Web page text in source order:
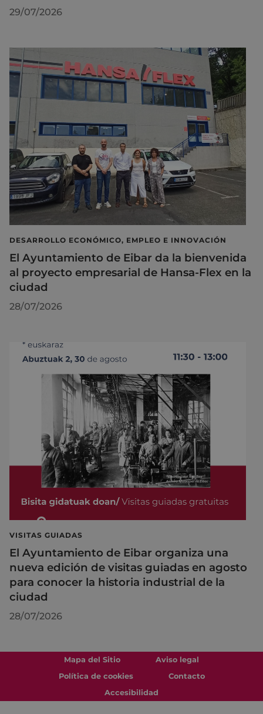
29/07/2026
DESARROLLO ECONÓMICO, EMPLEO E INNOVACIÓN
El Ayuntamiento de Eibar da la bienvenida
al proyecto empresarial de Hansa-Flex en la
ciudad
28/07/2026
VISITAS GUIADAS
El Ayuntamiento de Eibar organiza una
nueva edición de visitas guiadas en agosto
para conocer la historia industrial de la
ciudad
28/07/2026
Mapa del Sitio
Aviso legal
Política de cookies
Contacto
Accesibilidad